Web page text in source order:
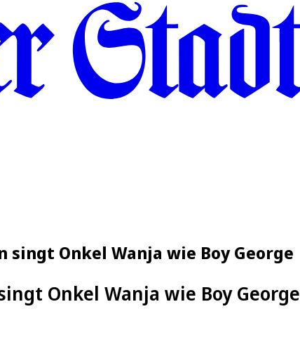
singt Onkel Wanja wie Boy George
Onkel Wanja wie Boy George